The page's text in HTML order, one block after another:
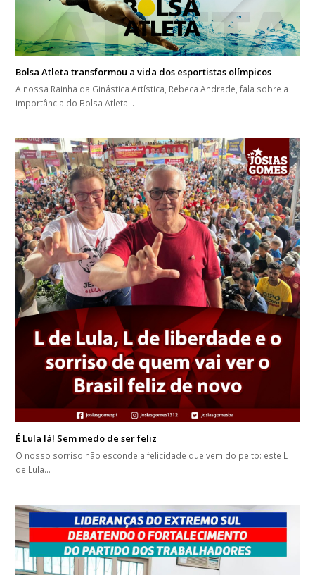
Bolsa Atleta transformou a vida dos esportistas olímpicos
A nossa Rainha da Ginástica Artística, Rebeca Andrade, fala sobre a
importância do Bolsa Atleta…
É Lula lá! Sem medo de ser feliz
O nosso sorriso não esconde a felicidade que vem do peito: este L
de Lula…